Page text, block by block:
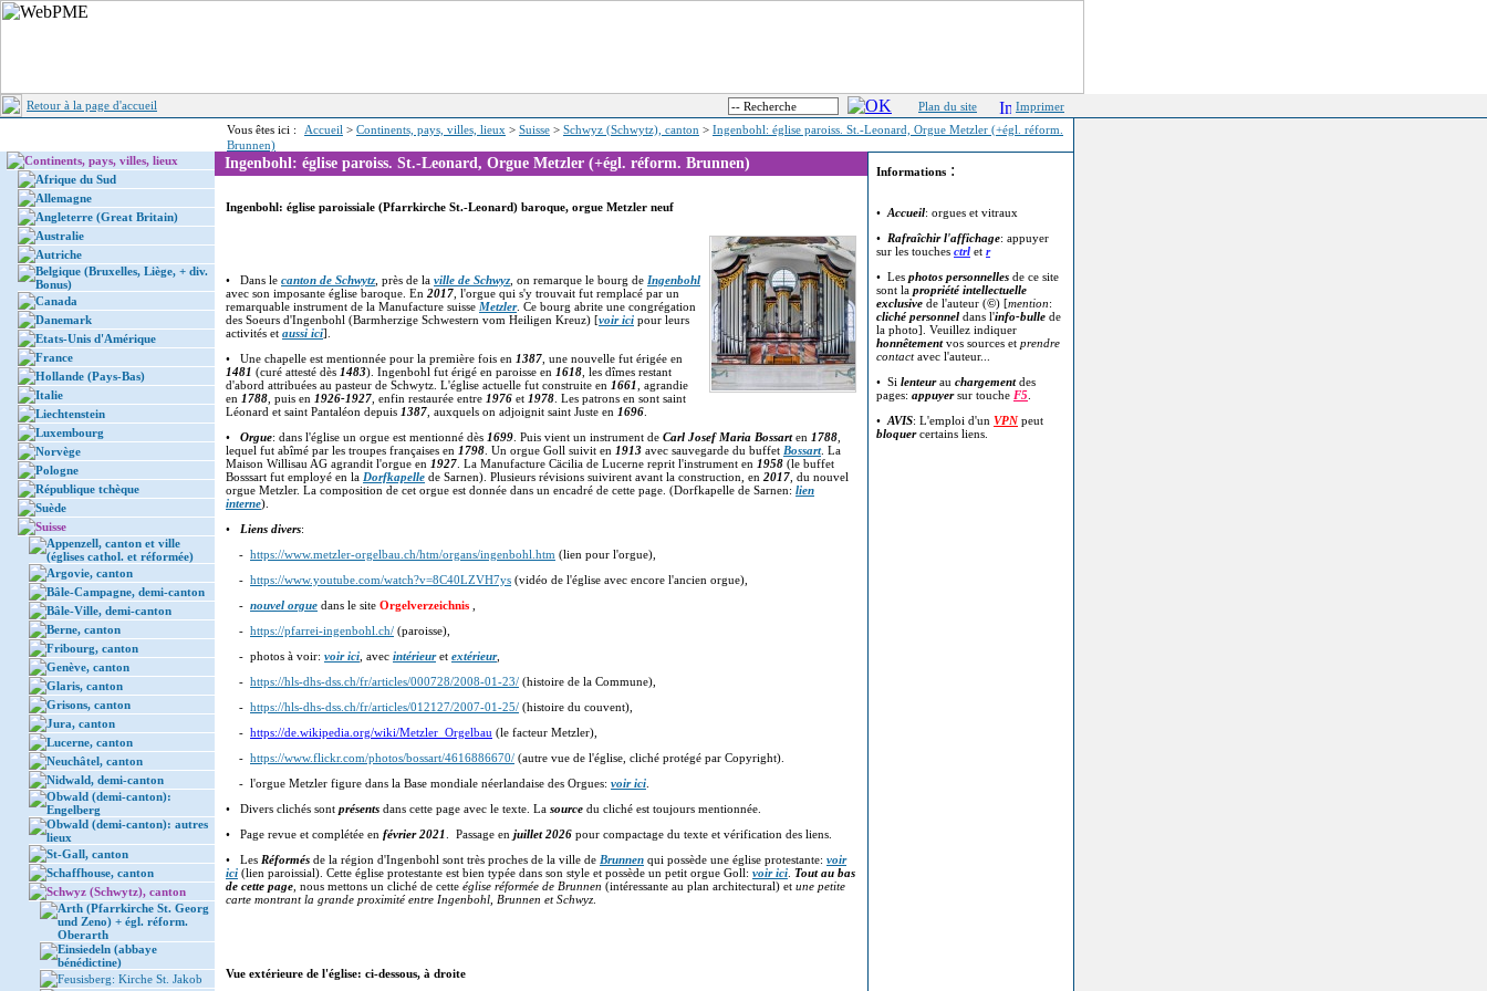
Retour à la page d'accueil Plan du site
Imprimer
Vous êtes ici :
Accueil > Continents, pays, villes, lieux > Suisse > Schwyz (Schwytz), canton > Ingenbohl: église paroiss. St.-Leonard, Orgue Metzler (+égl. réform.
Brunnen)
Continents, pays, villes, lieux
Afrique du Sud
Allemagne
Angleterre (Great Britain)
Australie
Autriche
Belgique (Bruxelles, Liège, + div.
Bonus)
Canada
Danemark
Etats-Unis d'Amérique
France
Hollande (Pays-Bas)
Italie
Liechtenstein
Luxembourg
Norvège
Pologne
République tchèque
Suède
Suisse
Appenzell, canton et ville
(églises cathol. et réformée)
Argovie, canton
Bâle-Campagne, demi-canton
Bâle-Ville, demi-canton
Berne, canton
Fribourg, canton
Genève, canton
Glaris, canton
Grisons, canton
Jura, canton
Lucerne, canton
Neuchâtel, canton
Nidwald, demi-canton
Obwald (demi-canton):
Engelberg
Obwald (demi-canton): autres
lieux
St-Gall, canton
Schaffhouse, canton
Schwyz (Schwytz), canton
Arth (Pfarrkirche St. Georg
und Zeno) + égl. réform.
Oberarth
Einsiedeln (abbaye
bénédictine)
Feusisberg: Kirche St. Jakob
Ingenbohl: église paroiss. St.-Leonard, Orgue Metzler (+égl. réform. Brunnen)
Ingenbohl: église paroissiale (Pfarrkirche St.-Leonard) baroque, orgue Metzler neuf
• Dans le canton de Schwytz , près de la ville de Schwyz , on remarque le bourg de Ingenbohl
avec son imposante église baroque. En 2017 , l'orgue qui s'y trouvait fut remplacé par un
remarquable instrument de la Manufacture suisse Metzler. Ce bourg abrite une congrégation
des Soeurs d'Ingenbohl (Barmherzige Schwestern vom Heiligen Kreuz) [voir ici pour leurs
activités et aussi ici].
• Une chapelle est mentionnée pour la première fois en 1387 , une nouvelle fut érigée en
1481 (curé attesté dès 1483). Ingenbohl fut érigé en paroisse en 1618 , les dîmes restant
d'abord attribuées au pasteur de Schwytz. L'église actuelle fut construite en 1661 , agrandie
en 1788 , puis en 1926-1927 , enfin restaurée entre 1976 et 1978 . Les patrons en sont saint
Léonard et saint Pantaléon depuis 1387 , auxquels on adjoignit saint Juste en 1696
• Orgue: dans l'église un orgue est mentionné dès 1699 . Puis vient un instrument de Carl Josef Maria Bossarten 1788
lequel fut abîmé par les troupes françaises en 1798 . Un orgue Goll suivit en 1913 avec sauvegarde du buffet Bossart. La
Maison Willisau AG agrandit l'orgue en 1927 . La Manufacture Cäcilia de Lucerne reprit l'instrument en 1958 (le buffet
Bosssart fut employé en la Dorfkapelle de Sarnen). Plusieurs révisions suivirent avant la construction, en 2017 , du nouvel
orgue Metzler. La composition de cet orgue est donnée dans un encadré de cette page. (Dorfkapelle de Sarnen: lien
interne).
• Liens divers:
- https://www.metzler-orgelbau.ch/htm/organs/ingenbohl.htm (lien pour l'orgue),
- https://www.youtube.com/watch?v=8C40LZVH7ys (vidéo de l'église avec encore l'ancien orgue),
- nouvel orgue dans le site Orgelverzeichnis
- https://pfarrei-ingenbohl.ch/ (paroisse),
- photos à voir: voir ici , avec intérieuret extérieur,
- https://hls-dhs-dss.ch/fr/articles/000728/2008-01-23/ (histoire de la Commune),
- https://hls-dhs-dss.ch/fr/articles/012127/2007-01-25/ (histoire du couvent),
- https://de.wikipedia.org/wiki/Metzler_Orgelbau (le facteur Metzler),
- https://www.flickr.com/photos/bossart/4616886670/ (autre vue de l'église, cliché protégé par Copyright).
- l'orgue Metzler figure dans la Base mondiale néerlandaise des Orgues: voir ici
• Divers clichés sont présents dans cette page avec le texte. La source du cliché est toujours mentionnée.
• Page revue et complétée en février 2021 . Passage en juillet 2026 pour compactage du texte et vérification des liens.
• Les Réformés de la région d'Ingenbohl sont très proches de la ville de Brunnen qui possède une église protestante: voir
ici (lien paroissial). Cette église protestante est bien typée dans son style et possède un petit orgue Goll: voir ici Tout au bas
de cette page , nous mettons un cliché de cette église réformée de Brunnen (intéressante au plan architectural) et une petite
carte montrant la grande proximité entre Ingenbohl, Brunnen et Schwyz
Vue extérieure de l'église: ci-dessous, à droite
Informations :
• Accueil: orgues et vitraux
• Rafraîchir l'affichage: appuyer
sur les touches ctrl et r
• Les photos personnelles de ce site
sont la propriété intellectuelle
exclusive de l'auteur (©) [mention:
cliché personnel dans l'info-bulle de
la photo]. Veuillez indiquer
honnêtementvos sources et prendre
contactavec l'auteur...
• Si lenteurau chargementdes
pages: appuyersur touche F5
• AVIS: L'emploi d'un VPNpeut
bloquercertains liens.